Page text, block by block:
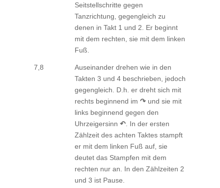
Seitstellschritte gegen
Tanzrichtung, gegengleich zu
denen in Takt 1 und 2. Er beginnt
mit dem rechten, sie mit dem linken
Fuß.
7,8
Auseinander drehen wie in den
Takten 3 und 4 beschrieben, jedoch
gegengleich. D.h. er dreht sich mit
rechts beginnend im ↷und sie mit
links beginnend gegen den
Uhrzeigersinn ↶. In der ersten
Zählzeit des achten Taktes stampft
er mit dem linken Fuß auf, sie
deutet das Stampfen mit dem
rechten nur an. In den Zählzeiten 2
und 3 ist Pause.